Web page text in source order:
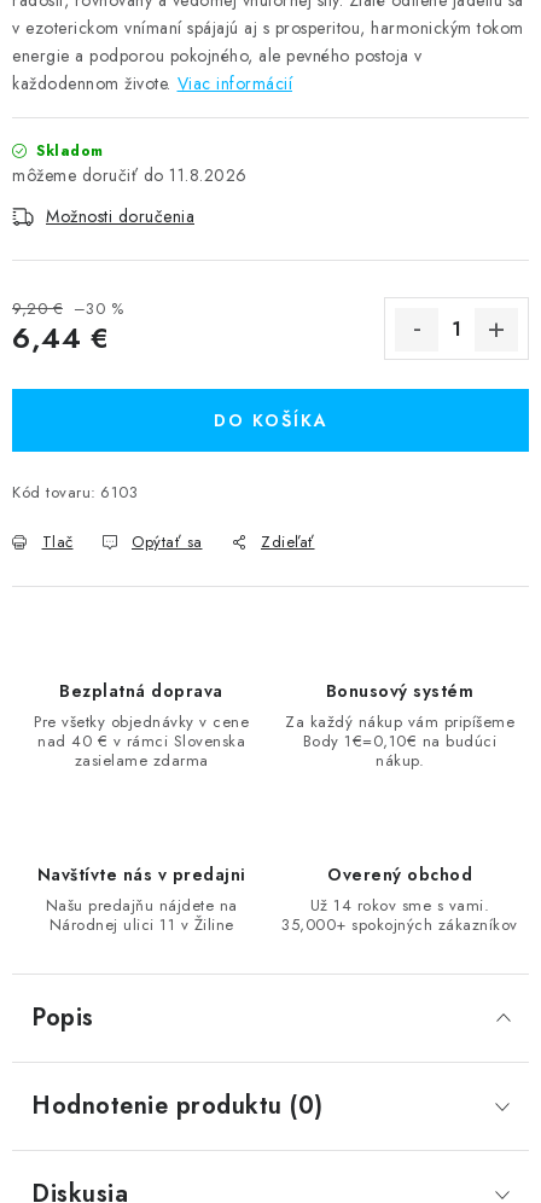
v ezoterickom vnímaní spájajú aj s prosperitou, harmonickým tokom
energie a podporou pokojného, ale pevného postoja v
každodennom živote. Viac informácií
Skladom
11.8.2026
Možnosti doručenia
9,20 € –30 %
6,44 €
DO KOŠÍKA
Kód tovaru: 6103
Tlač Opýtať sa Zdieľať
Bezplatná doprava
Pre všetky objednávky v cene
nad 40 € v rámci Slovenska
zasielame zdarma
Bonusový systém
Za každý nákup vám pripíšeme
Body 1€=0,10€ na budúci
nákup.
Navštívte nás v predajni
Našu predajňu nájdete na
Národnej ulici 11 v Žiline
Overený obchod
Už 14 rokov sme s vami.
35,000+ spokojných zákazníkov
Popis
Hodnotenie produktu (0)
Diskusia